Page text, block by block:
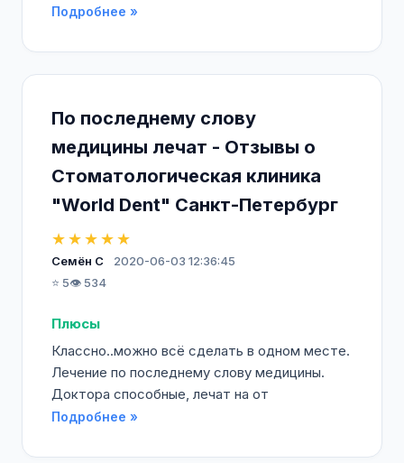
Подробнее »
По последнему слову
медицины лечат - Отзывы о
Стоматологическая клиника
"World Dent" Санкт-Петербург
★★★★★
Семён С
2020-06-03 12:36:45
⭐ 5👁️ 534
Плюсы
Классно..можно всё сделать в одном месте.
Лечение по последнему слову медицины.
Доктора способные, лечат на от
Подробнее »